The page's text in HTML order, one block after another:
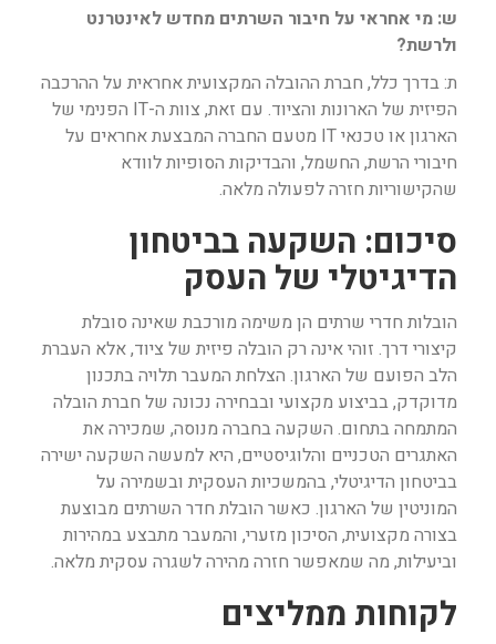
ש: מי אחראי על חיבור השרתים מחדש לאינטרנט
ולרשת?
ת: בדרך כלל, חברת ההובלה המקצועית אחראית על ההרכבה
הפיזית של הארונות והציוד. עם זאת, צוות ה-IT הפנימי של
הארגון או טכנאי IT מטעם החברה המבצעת אחראים על
חיבורי הרשת, החשמל, והבדיקות הסופיות לוודא
שהקישוריות חזרה לפעולה מלאה.
סיכום: השקעה בביטחון
הדיגיטלי של העסק
הובלות חדרי שרתים הן משימה מורכבת שאינה סובלת
קיצורי דרך. זוהי אינה רק הובלה פיזית של ציוד, אלא העברת
הלב הפועם של הארגון. הצלחת המעבר תלויה בתכנון
מדוקדק, בביצוע מקצועי ובבחירה נכונה של חברת הובלה
המתמחה בתחום. השקעה בחברה מנוסה, שמכירה את
האתגרים הטכניים והלוגיסטיים, היא למעשה השקעה ישירה
בביטחון הדיגיטלי, בהמשכיות העסקית ובשמירה על
המוניטין של הארגון. כאשר הובלת חדר השרתים מבוצעת
בצורה מקצועית, הסיכון מזערי, והמעבר מתבצע במהירות
וביעילות, מה שמאפשר חזרה מהירה לשגרה עסקית מלאה.
לקוחות ממליצים